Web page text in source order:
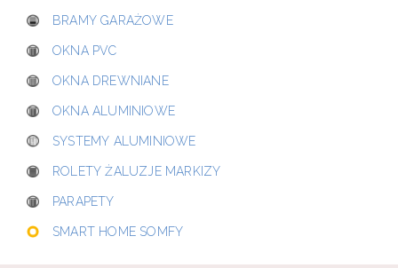
BRAMY GARAŻOWE
OKNA PVC
OKNA DREWNIANE
OKNA ALUMINIOWE
SYSTEMY ALUMINIOWE
ROLETY ŻALUZJE MARKIZY
PARAPETY
SMART HOME SOMFY